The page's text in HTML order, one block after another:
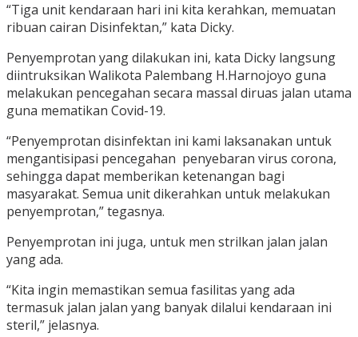
“Tiga unit kendaraan hari ini kita kerahkan, memuatan
ribuan cairan Disinfektan,” kata Dicky.
Penyemprotan yang dilakukan ini, kata Dicky langsung
diintruksikan Walikota Palembang H.Harnojoyo guna
melakukan pencegahan secara massal diruas jalan utama
guna mematikan Covid-19.
“Penyemprotan disinfektan ini kami laksanakan untuk
mengantisipasi pencegahan penyebaran virus corona,
sehingga dapat memberikan ketenangan bagi
masyarakat. Semua unit dikerahkan untuk melakukan
penyemprotan,” tegasnya.
Penyemprotan ini juga, untuk men strilkan jalan jalan
yang ada.
“Kita ingin memastikan semua fasilitas yang ada
termasuk jalan jalan yang banyak dilalui kendaraan ini
steril,” jelasnya.